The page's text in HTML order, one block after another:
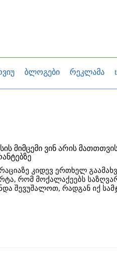
ბლოგები რეკლამა
მიმცემი ვინ არის
კიდევ ერთხელ
რომ მოქალაქეებს
შევუშალოთ, რადგან იქ